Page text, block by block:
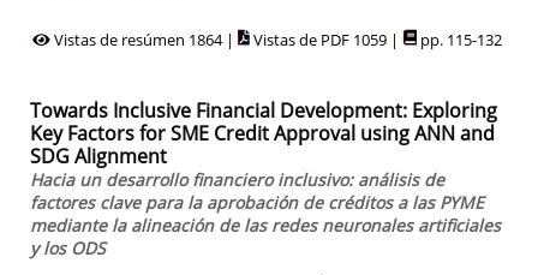
Vistas de resúmen 1864 | Vistas de PDF 1059 | pp. 115-132
Towards Inclusive Financial Development: Exploring
Key Factors for SME Credit Approval using ANN and
SDG Alignment
Hacia un desarrollo financiero inclusivo: análisis de
factores clave para la aprobación de créditos a las PYME
mediante la alineación de las redes neuronales artificiales
y los ODS